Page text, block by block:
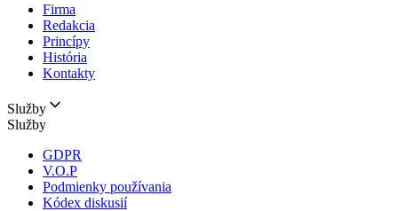
Firma
Redakcia
Princípy
História
Kontakty
Služby
Služby
GDPR
V.O.P
Podmienky používania
Kódex diskusií